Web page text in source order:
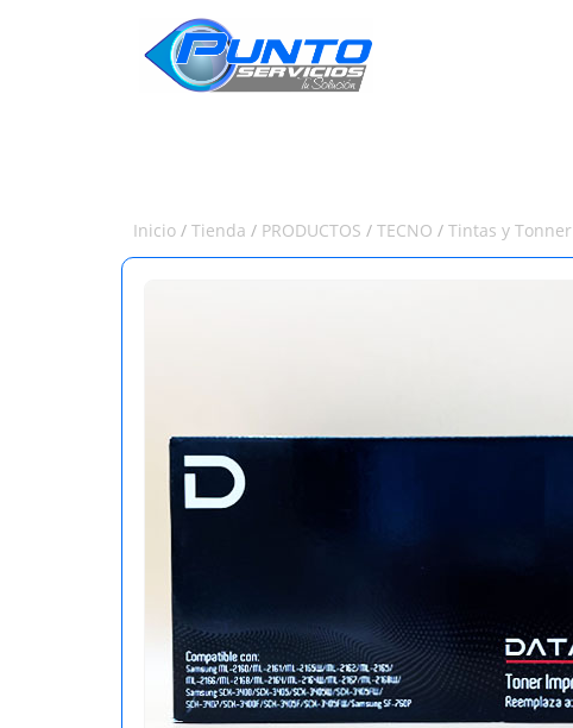
Inicio / Tienda / PRODUCTOS / TECNO / Tintas y Tonner